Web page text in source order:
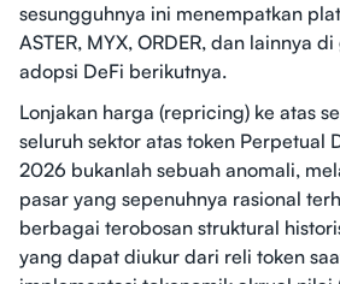
sesungguhnya ini menempatkan
ASTER, MYX, ORDER, dan lainnya
adopsi DeFi berikutnya.
Lonjakan harga (repricing) ke atas
seluruh sektor atas token Perpetual
2026 bukanlah sebuah anomali,
pasar yang sepenuhnya rasional
berbagai terobosan struktural
yang dapat diukur dari reli token